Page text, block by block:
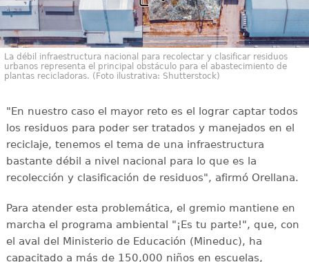
La débil infraestructura nacional para recolectar y clasificar residuos
urbanos representa el principal obstáculo para el abastecimiento de
plantas recicladoras. (Foto ilustrativa: Shutterstock)
"En nuestro caso el mayor reto es el lograr captar todos
los residuos para poder ser tratados y manejados en el
reciclaje, tenemos el tema de una infraestructura
bastante débil a nivel nacional para lo que es la
recolección y clasificación de residuos", afirmó Orellana.
Para atender esta problemática, el gremio mantiene en
marcha el programa ambiental "¡Es tu parte!", que, con
el aval del Ministerio de Educación (Mineduc), ha
capacitado a más de 150,000 niños en escuelas,